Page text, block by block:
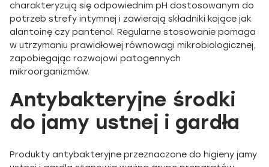
charakteryzują się odpowiednim pH dostosowanym do
potrzeb strefy intymnej i zawierają składniki kojące jak
alantoinę czy pantenol. Regularne stosowanie pomaga
w utrzymaniu prawidłowej równowagi mikrobiologicznej,
zapobiegając rozwojowi patogennych
mikroorganizmów.
Antybakteryjne środki
do jamy ustnej i gardła
Produkty antybakteryjne przeznaczone do higieny jamy